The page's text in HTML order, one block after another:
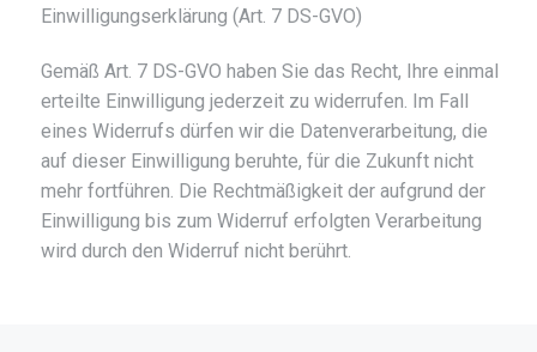
Einwilligungserklärung (Art. 7 DS-GVO)
Gemäß Art. 7 DS-GVO haben Sie das Recht, Ihre einmal
erteilte Einwilligung jederzeit zu widerrufen. Im Fall
eines Widerrufs dürfen wir die Datenverarbeitung, die
auf dieser Einwilligung beruhte, für die Zukunft nicht
mehr fortführen. Die Rechtmäßigkeit der aufgrund der
Einwilligung bis zum Widerruf erfolgten Verarbeitung
wird durch den Widerruf nicht berührt.